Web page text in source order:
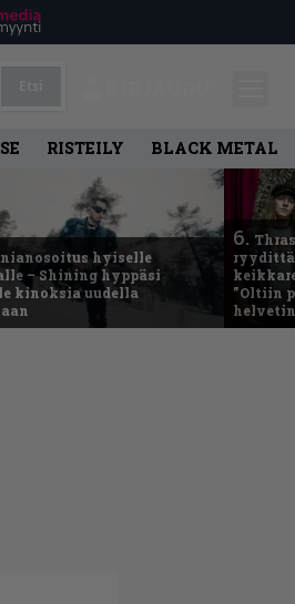
RISTEILY BLACK METAL
hyiselle
– Shining hyppäsi
kinoksia uudella
6.
”Oltiin